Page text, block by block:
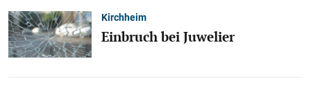
Kirchheim
Einbruch bei Juwelier